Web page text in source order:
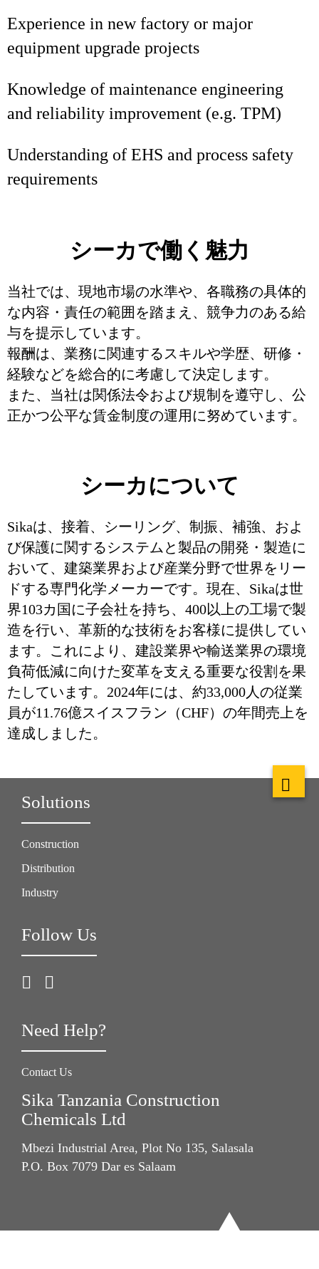
Experience in new factory or major
equipment upgrade projects
Knowledge of maintenance engineering
and reliability improvement (e.g. TPM)
Understanding of EHS and process safety
requirements
シーカで働く魅力
当社では、現地市場の水準や、各職務の具体的
な内容・責任の範囲を踏まえ、競争力のある給
与を提示しています。
報酬は、業務に関連するスキルや学歴、研修・
経験などを総合的に考慮して決定します。
また、当社は関係法令および規制を遵守し、公
正かつ公平な賃金制度の運用に努めています。
シーカについて
Sikaは、接着、シーリング、制振、補強、およ
び保護に関するシステムと製品の開発・製造に
おいて、建築業界および産業分野で世界をリー
ドする専門化学メーカーです。現在、Sikaは世
界103カ国に子会社を持ち、400以上の工場で製
造を行い、革新的な技術をお客様に提供してい
ます。これにより、建設業界や輸送業界の環境
負荷低減に向けた変革を支える重要な役割を果
たしています。2024年には、約33,000人の従業
員が11.76億スイスフラン（CHF）の年間売上を
達成しました。
Solutions
Construction
Distribution
Industry
Follow Us
Need Help?
Contact Us
Sika Tanzania Construction
Chemicals Ltd
Mbezi Industrial Area, Plot No 135, Salasala
P.O. Box 7079 Dar es Salaam